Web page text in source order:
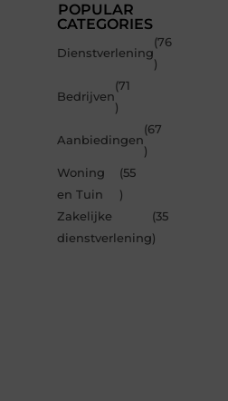
POPULAR
CATEGORIES
Dienstverlening
(76
)
Bedrijven
(71
)
Aanbiedingen
(67
)
Woning
en Tuin
(55
)
Zakelijke
dienstverlening
(35
)